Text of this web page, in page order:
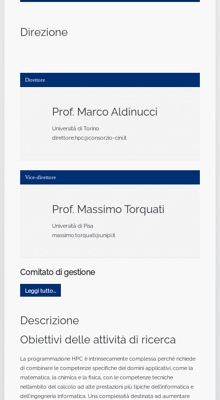
Direzione
Direttore
Prof. Marco Aldinucci
Università di Torino
direttore.hpc@consorzio-cini.it
Vice-direttore
Prof. Massimo Torquati
Università di Pisa
massimo.torquati@unipi.it
Comitato di gestione
Leggi tutto...
Descrizione
Obiettivi delle attività di ricerca
La programmazione HPC è intrinsecamente complessa perché richiede
di combinare le competenze specifiche dei domini applicativi, come la
matematica, la chimica e la fisica, con le competenze tecniche
nell’ambito del calcolo ad alte prestazioni più tipiche dell’informatica e
dell'ingegneria informatica. Una complessità destinata ad aumentare